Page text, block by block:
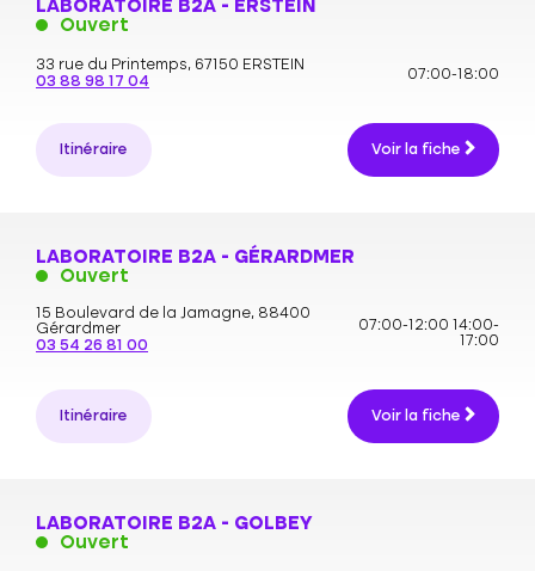
LABORATOIRE B2A - ERSTEIN
Ouvert
33 rue du Printemps, 67150 ERSTEIN
03 88 98 17 04
07:00-18:00
Itinéraire Voir la fiche
LABORATOIRE B2A - GÉRARDMER
Ouvert
15 Boulevard de la Jamagne, 88400
Gérardmer
03 54 26 81 00
07:00-12:00
14:00-
17:00
Itinéraire Voir la fiche
LABORATOIRE B2A - GOLBEY
Ouvert